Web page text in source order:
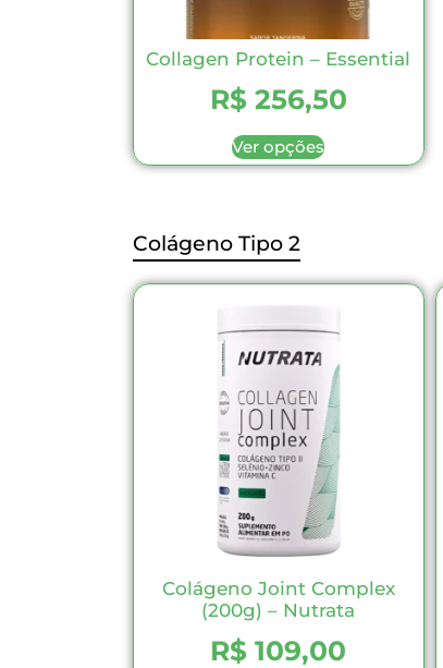
Collagen Protein – Essential
R$256,50
Ver opções
Colágeno Tipo 2
Colágeno Joint Complex
(200g) – Nutrata
R$ 109,00